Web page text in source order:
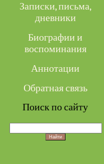
Записки, письма,
дневники
Биографии и
воспоминания
Аннотации
Обратная связь
Поиск по сайту